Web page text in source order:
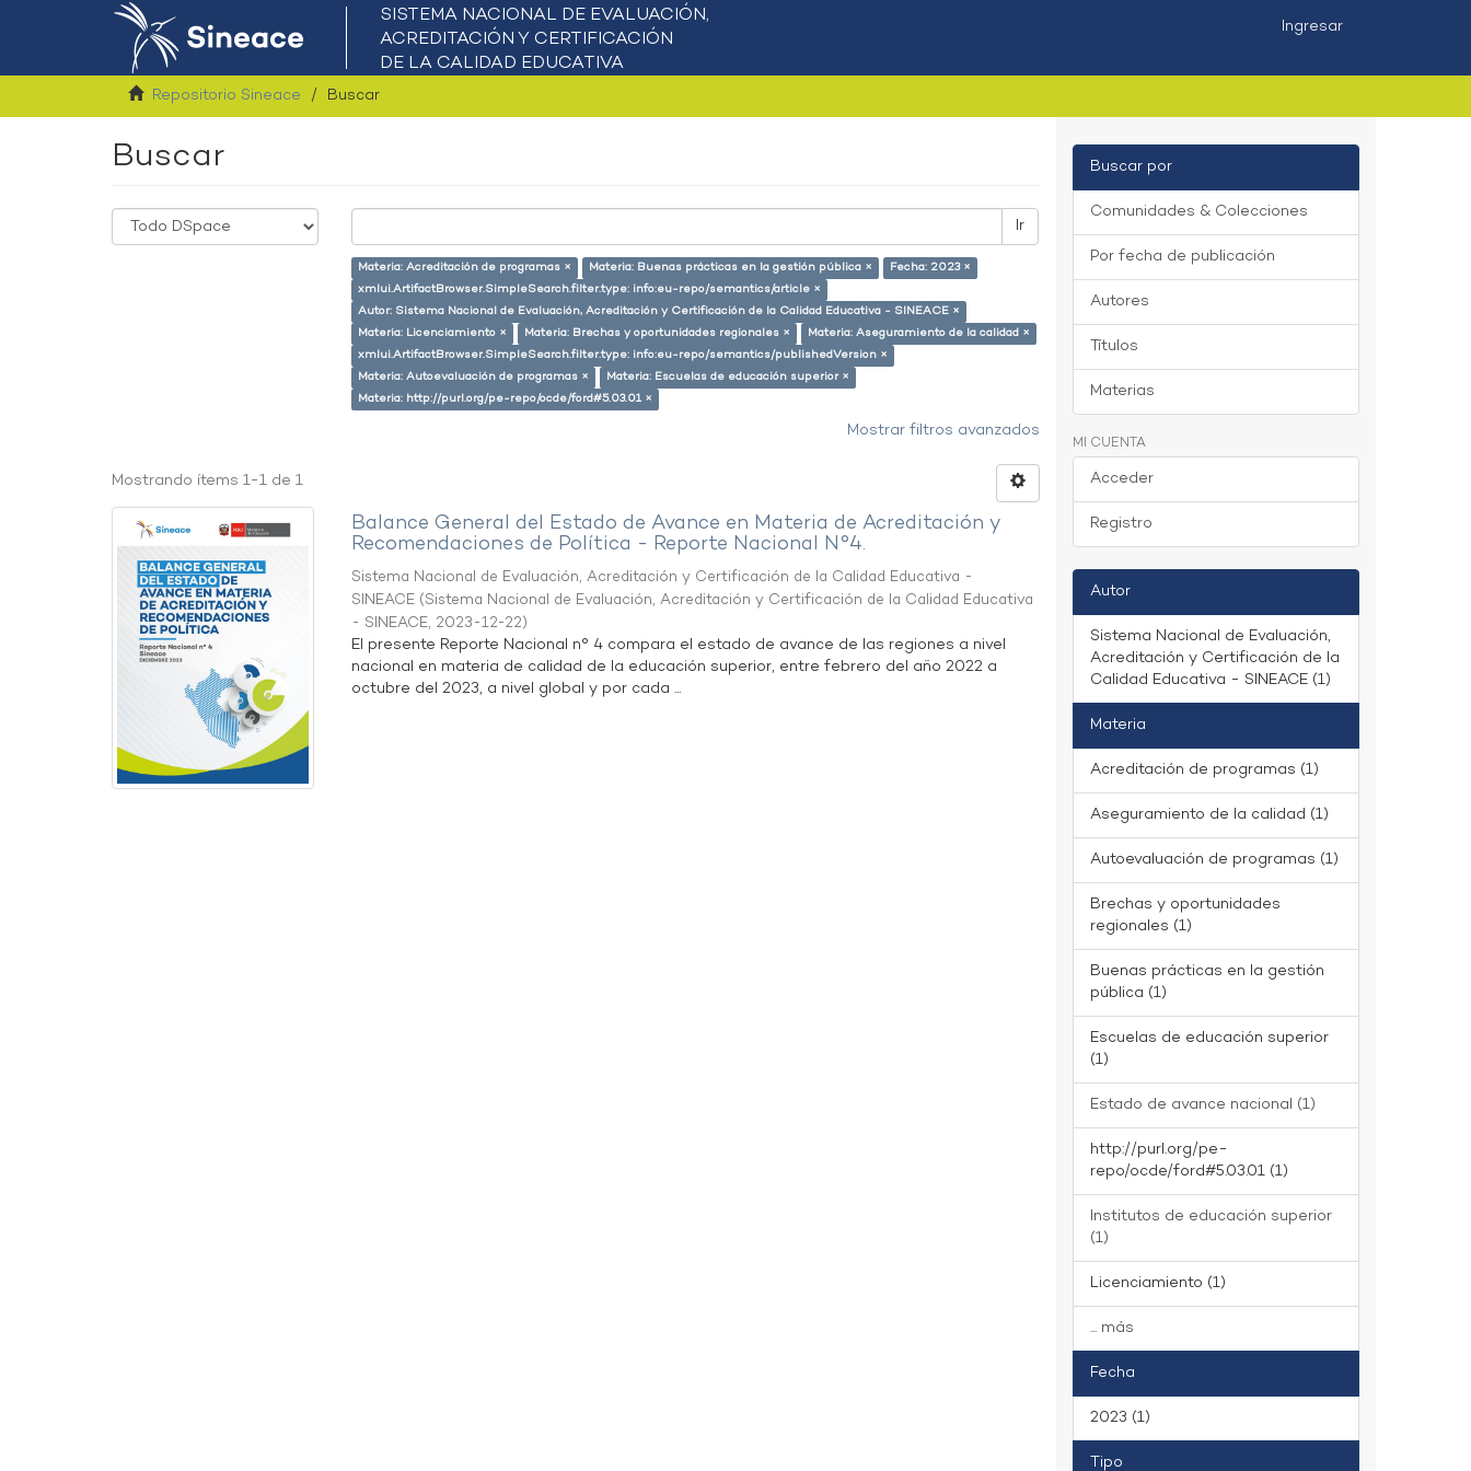
Ingresar
Repositorio Sineace Buscar
Buscar
Ir
Materia: Acreditación de programas × Materia: Buenas prácticas en la gestión pública ×
Fecha: 2023 ×
xmlui.ArtifactBrowser.SimpleSearch.filter.type: info:eu-repo/semantics/article ×
Autor: Sistema Nacional de Evaluación, Acreditación y Certificación de la Calidad Educativa - SINEACE ×
Materia: Licenciamiento ×
Materia: Brechas y oportunidades regionales ×
Materia: Aseguramiento de la calidad ×
xmlui.ArtifactBrowser.SimpleSearch.filter.type: info:eu-repo/semantics/publishedVersion ×
Materia: Autoevaluación de programas ×
Materia: Escuelas de educación superior ×
Materia: http://purl.org/pe-repo/ocde/ford#5.03.01 ×
Mostrar filtros avanzados
Mostrando ítems 1-1 de 1
Balance General del Estado de Avance en Materia de Acreditación y
Recomendaciones de Política - Reporte Nacional N°4.
Sistema Nacional de Evaluación, Acreditación y Certificación de la Calidad Educativa -
SINEACE (Sistema Nacional de Evaluación, Acreditación y Certificación de la Calidad Educativa
- SINEACE, 2023-12-22)
El presente Reporte Nacional n° 4 compara el estado de avance de las regiones a nivel
nacional en materia de calidad de la educación superior, entre febrero del año 2022 a
octubre del 2023, a nivel global y por cada ...
Buscar por
Comunidades & Colecciones
Por fecha de publicación
Autores
Títulos
Materias
MI CUENTA
Acceder
Registro
Autor
Sistema Nacional de Evaluación,
Acreditación y Certificación de la
Calidad Educativa - SINEACE (1)
Materia
Acreditación de programas (1)
Aseguramiento de la calidad (1)
Autoevaluación de programas (1)
Brechas y oportunidades
regionales (1)
Buenas prácticas en la gestión
pública (1)
Escuelas de educación superior
(1)
Estado de avance nacional (1)
http://purl.org/pe-
repo/ocde/ford#5.03.01 (1)
Institutos de educación superior
(1)
Licenciamiento (1)
... más
Fecha
2023 (1)
Tipo